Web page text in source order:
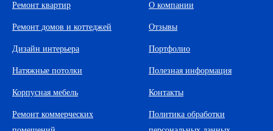
Ремонт квартир
Ремонт домов и коттеджей
Дизайн интерьера
Натяжные потолки
Корпусная мебель
Ремонт коммерческих
О компании
Отзывы
Портфолио
Полезная информация
Контакты
Политика обработки